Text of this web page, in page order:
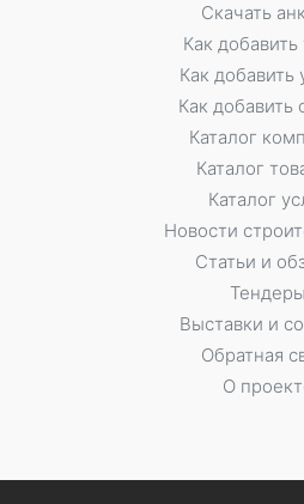
Скачать
Как добавить
Как добавить
Как добавить
Каталог
Каталог
Каталог
Новости
Статьи и
Тендеры
Выставки и
Обратная
О